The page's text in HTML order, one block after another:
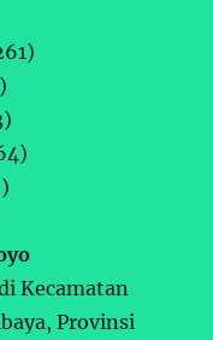
Kecamatan
Provinsi